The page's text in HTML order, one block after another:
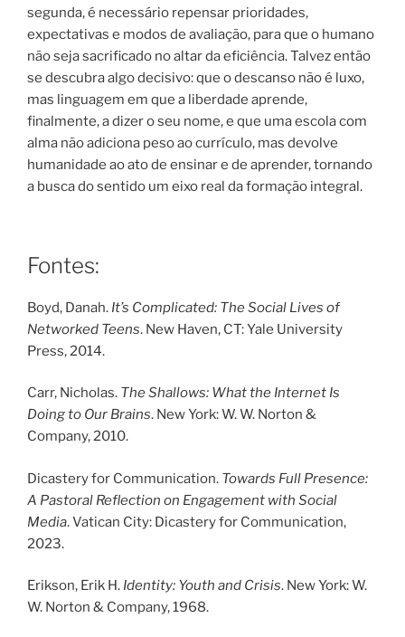
segunda, é necessário repensar prioridades,
expectativas e modos de avaliação, para que o humano
não seja sacrificado no altar da eficiência. Talvez então
se descubra algo decisivo: que o descanso não é luxo,
mas linguagem em que a liberdade aprende,
finalmente, a dizer o seu nome, e que uma escola com
alma não adiciona peso ao currículo, mas devolve
humanidade ao ato de ensinar e de aprender, tornando
a busca do sentido um eixo real da formação integral.
Fontes:
Boyd, Danah. It’s Complicated: The Social Lives of
Networked Teens. New Haven, CT: Yale University
Press, 2014.
Carr, Nicholas. The Shallows: What the Internet Is
Doing to Our Brains. New York: W. W. Norton &
Company, 2010.
Dicastery for Communication. Towards Full Presence:
A Pastoral Reflection on Engagement with Social
Media. Vatican City: Dicastery for Communication,
2023.
Erikson, Erik H. Identity: Youth and Crisis. New York: W.
W. Norton & Company, 1968.